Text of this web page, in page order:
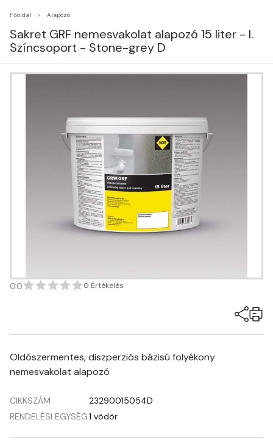
Főoldal Alapozó
Sakret GRF nemesvakolat alapozó 15 liter - I.
Színcsoport - Stone-grey D
0.0 0 Értékelés
Oldószermentes, diszperziós bázisú folyékony
nemesvakolat alapozó
CIKKSZÁM
23290015054D
RENDELÉSI EGYSÉG1 vödör